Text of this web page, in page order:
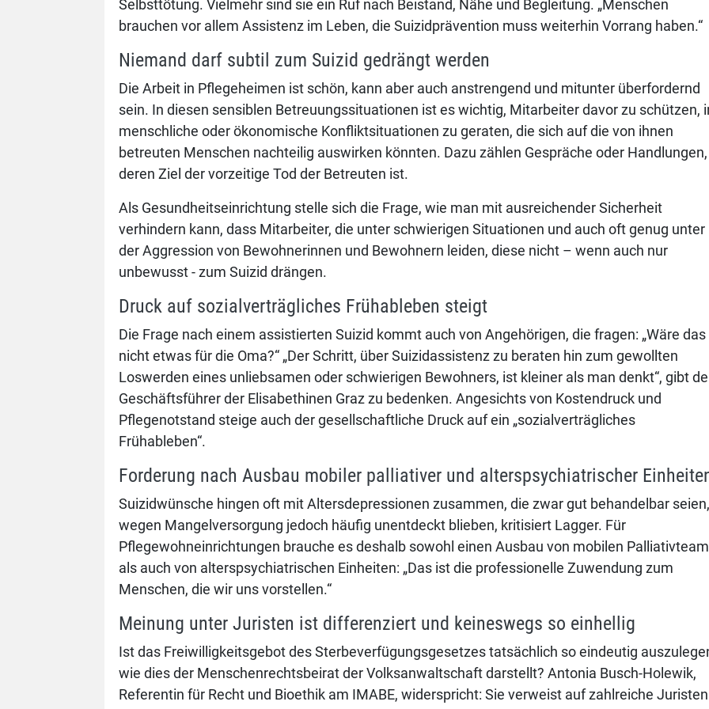
Selbsttötung. Vielmehr sind sie ein Ruf nach Beistand, Nähe und Begleitung. „Menschen
brauchen vor allem Assistenz im Leben, die Suizidprävention muss weiterhin Vorrang haben.“
Niemand darf subtil zum Suizid gedrängt werden
Die Arbeit in Pflegeheimen ist schön, kann aber auch anstrengend und mitunter überfordernd
sein. In diesen sensiblen Betreuungssituationen ist es wichtig, Mitarbeiter davor zu schützen,
menschliche oder ökonomische Konfliktsituationen zu geraten, die sich auf die von ihnen
betreuten Menschen nachteilig auswirken könnten. Dazu zählen Gespräche oder Handlungen,
deren Ziel der vorzeitige Tod der Betreuten ist.
Als Gesundheitseinrichtung stelle sich die Frage, wie man mit ausreichender Sicherheit
verhindern kann, dass Mitarbeiter, die unter schwierigen Situationen und auch oft genug unter
der Aggression von Bewohnerinnen und Bewohnern leiden, diese nicht – wenn auch nur
unbewusst - zum Suizid drängen.
Druck auf sozialverträgliches Frühableben steigt
Die Frage nach einem assistierten Suizid kommt auch von Angehörigen, die fragen: „Wäre das
nicht etwas für die Oma?“ „Der Schritt, über Suizidassistenz zu beraten hin zum gewollten
Loswerden eines unliebsamen oder schwierigen Bewohners, ist kleiner als man denkt“, gibt
Geschäftsführer der Elisabethinen Graz zu bedenken. Angesichts von Kostendruck und
Pflegenotstand steige auch der gesellschaftliche Druck auf ein „sozialverträgliches
Frühableben“.
Forderung nach Ausbau mobiler palliativer und alterspsychiatrischer
Suizidwünsche hingen oft mit Altersdepressionen zusammen, die zwar gut behandelbar seien,
wegen Mangelversorgung jedoch häufig unentdeckt blieben, kritisiert Lagger. Für
Pflegewohneinrichtungen brauche es deshalb sowohl einen Ausbau von mobilen
als auch von alterspsychiatrischen Einheiten: „Das ist die professionelle Zuwendung zum
Menschen, die wir uns vorstellen.“
Meinung unter Juristen ist differenziert und keineswegs so einhellig
Ist das Freiwilligkeitsgebot des Sterbeverfügungsgesetzes tatsächlich so eindeutig
wie dies der Menschenrechtsbeirat der Volksanwaltschaft darstellt? Antonia Busch-Holewik,
Referentin für Recht und Bioethik am IMABE, widerspricht: Sie verweist auf zahlreiche Juristen